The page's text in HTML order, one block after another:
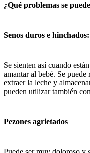
¿Qué problemas se
Senos duros e hinchados:
Se sienten así cuando
amantar al bebé. Se puede
extraer la leche y
pueden utilizar también
Pezones agrietados
Puede ser muy doloroso y